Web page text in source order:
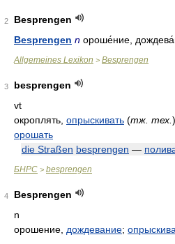
2
Besprengen
Besprengen n ороше́ние,
Allgemeines Lexikon > Besprengen
3
besprengen
vt
окроплять, опрыскивать (тж. тех. )
орошать
die Straßen besprengen —
БНРС > besprengen
4
Besprengen
n
орошение, дождевание;